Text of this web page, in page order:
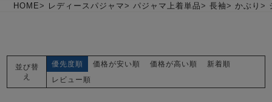
マタニティ
パジャマ
お支払い・送料・配送
について
HOME レディースパジャマ パジャマ上着単品 長袖 かぶり
並び替
え
優先度順 価格が安い順 価格が高い順
新着順
レビュー順